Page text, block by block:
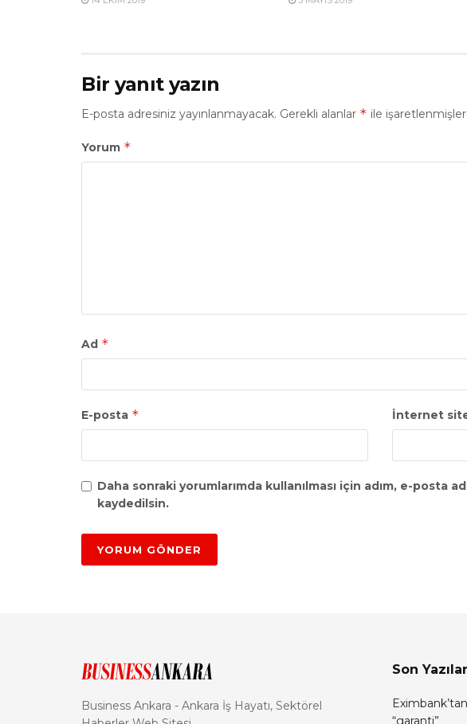
Bir yanıt yazın
E-posta adresiniz yayınlanmayacak. Gerekli alanlar * ile
Yorum *
Ad *
E-posta * İnternet
Daha sonraki yorumlarımda kullanılması için adım, e-posta
kaydedilsin.
Business Ankara - Ankara İş Hayatı, Sektörel
Son Yazılar
“garanti”